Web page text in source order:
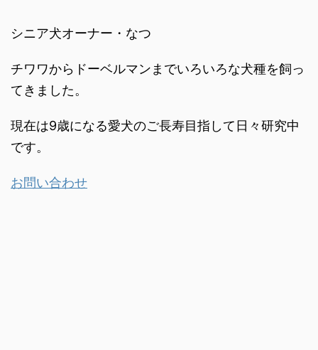
シニア犬オーナー・なつ
チワワからドーベルマンまでいろいろな犬種を飼っ
てきました。
現在は9歳になる愛犬のご長寿目指して日々研究中
です。
お問い合わせ